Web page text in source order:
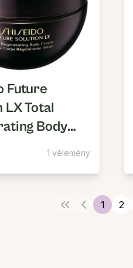
Future
LX Total
Body
1 vélemény
1 2